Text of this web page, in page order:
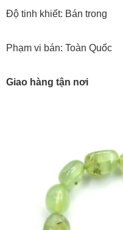
Độ tinh khiết: Bán trong
Phạm vi bán: Toàn Quốc
Giao hàng tận nơi